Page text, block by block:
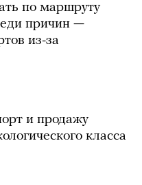
по маршруту
причин —
из-за
и продажу
класса